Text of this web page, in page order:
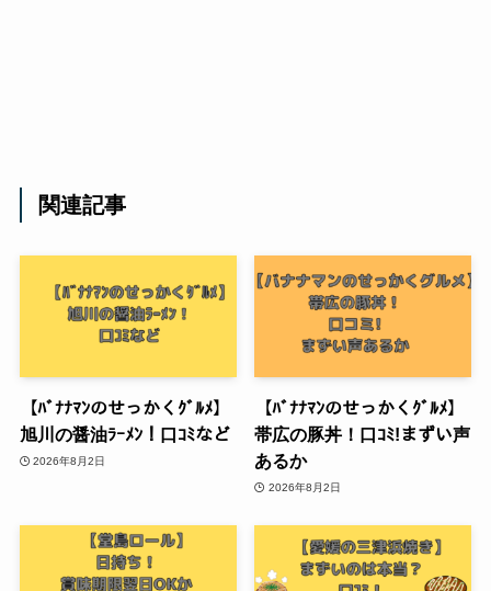
関連記事
【ﾊﾞﾅﾅﾏﾝのせっかくｸﾞﾙﾒ】
旭川の醤油ﾗｰﾒﾝ！口ｺﾐなど
2026年8月2日
【ﾊﾞﾅﾅﾏﾝのせっかくｸﾞﾙﾒ】
帯広の豚丼！口ｺﾐ!まずい声
あるか
2026年8月2日